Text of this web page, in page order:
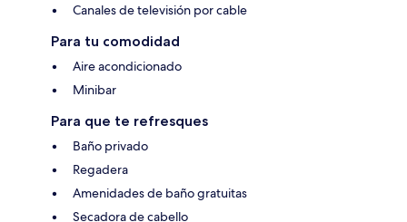
Canales de televisión por cable
Para tu comodidad
Aire acondicionado
Minibar
Para que te refresques
Baño privado
Regadera
Amenidades de baño gratuitas
Secadora de cabello